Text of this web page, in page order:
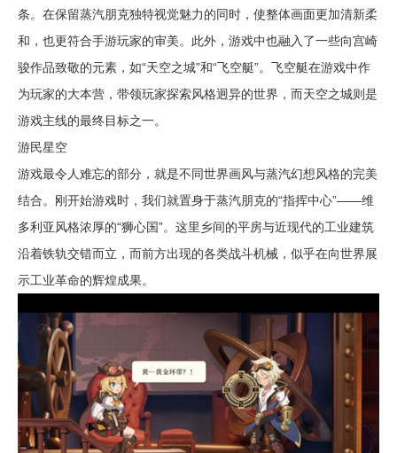
条。在保留蒸汽朋克独特视觉魅力的同时，使整体画面更加清新柔
和，也更符合手游玩家的审美。此外，游戏中也融入了一些向宫崎
骏作品致敬的元素，如“天空之城”和“飞空艇”。飞空艇在游戏中作
为玩家的大本营，带领玩家探索风格迥异的世界，而天空之城则是
游戏主线的最终目标之一。
游民星空
游戏最令人难忘的部分，就是不同世界画风与蒸汽幻想风格的完美
结合。刚开始游戏时，我们就置身于蒸汽朋克的“指挥中心”——维
多利亚风格浓厚的“狮心国”。这里乡间的平房与近现代的工业建筑
沿着铁轨交错而立，而前方出现的各类战斗机械，似乎在向世界展
示工业革命的辉煌成果。